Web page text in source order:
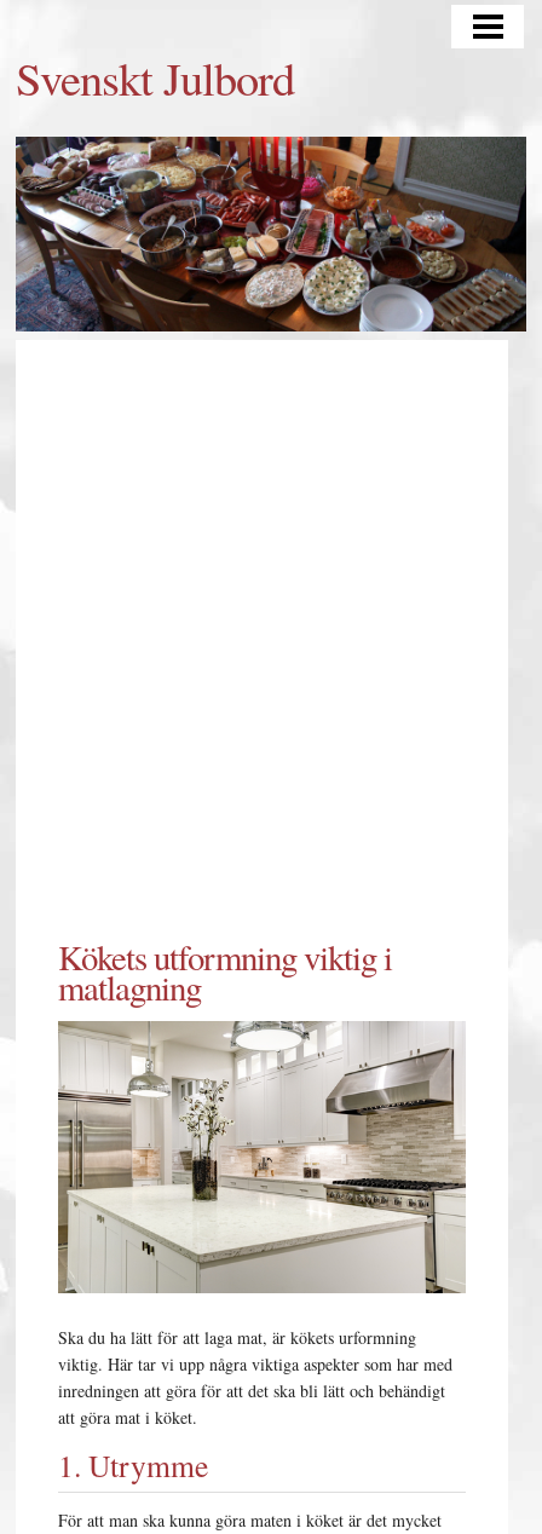
TYPISK SVENSK JULMAT
CATERING
BLOGG
JULGRAN
Svenskt Julbord
Kökets utformning viktig i
matlagning
Ska du ha lätt för att laga mat, är kökets urformning
viktig. Här tar vi upp några viktiga aspekter som har med
inredningen att göra för att det ska bli lätt och behändigt
att göra mat i köket.
1. Utrymme
För att man ska kunna göra maten i köket är det mycket